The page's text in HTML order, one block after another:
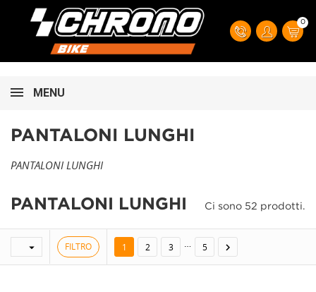
0
MENU
PANTALONI LUNGHI
PANTALONI LUNGHI
PANTALONI LUNGHI Ci sono 52 prodotti.
 FILTRO 1 2 3 … 5 